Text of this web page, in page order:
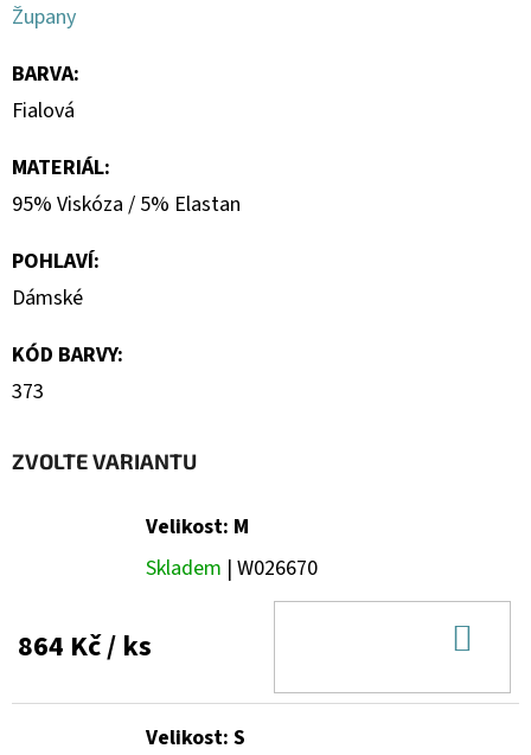
Župany
BARVA:
Fialová
MATERIÁL:
95% Viskóza / 5% Elastan
POHLAVÍ:
Dámské
KÓD BARVY:
373
ZVOLTE VARIANTU
Velikost: M
Skladem | W026670
864 Kč/ ks
Velikost: S